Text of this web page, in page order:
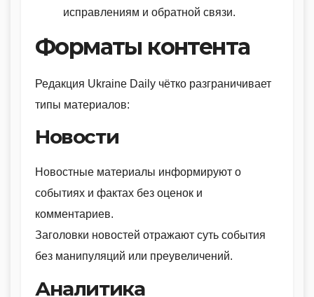
исправлениям и обратной связи.
Форматы контента
Редакция Ukraine Daily чётко разграничивает
типы материалов:
Новости
Новостные материалы информируют о
событиях и фактах без оценок и
комментариев.
Заголовки новостей отражают суть события
без манипуляций или преувеличений.
Аналитика